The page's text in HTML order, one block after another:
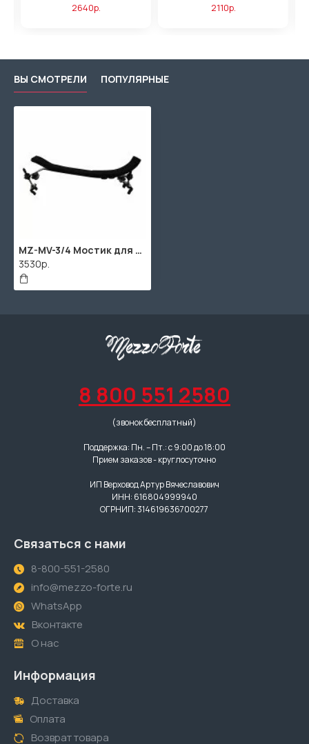
2640р. 2110р.
ВЫ СМОТРЕЛИ ПОПУЛЯРНЫЕ
MZ-MV-3/4 Мостик для скрипки размером 3/4, MEZZO
3530р.
8 800 551 2580
(звонок бесплатный)
Поддержка: Пн. – Пт.: с 9:00 до 18:00
Прием заказов - круглосуточно
ИП Верховод Артур Вячеславович
ИНН: 616804999940
ОГРНИП: 314619636700277
Связаться с нами
8-800-551-2580
info@mezzo-forte.ru
WhatsApp
Вконтакте
О нас
Информация
Доставка
Оплата
Возврат товара